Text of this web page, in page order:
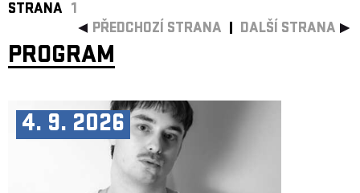
STRANA 1
PŘEDCHOZÍ STRANA
DALŠÍ STRANA
PROGRAM
4. 9. 2026